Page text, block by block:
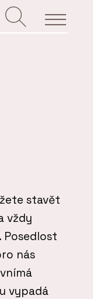
stavět
vždy
Posedlost
nás
vypadá